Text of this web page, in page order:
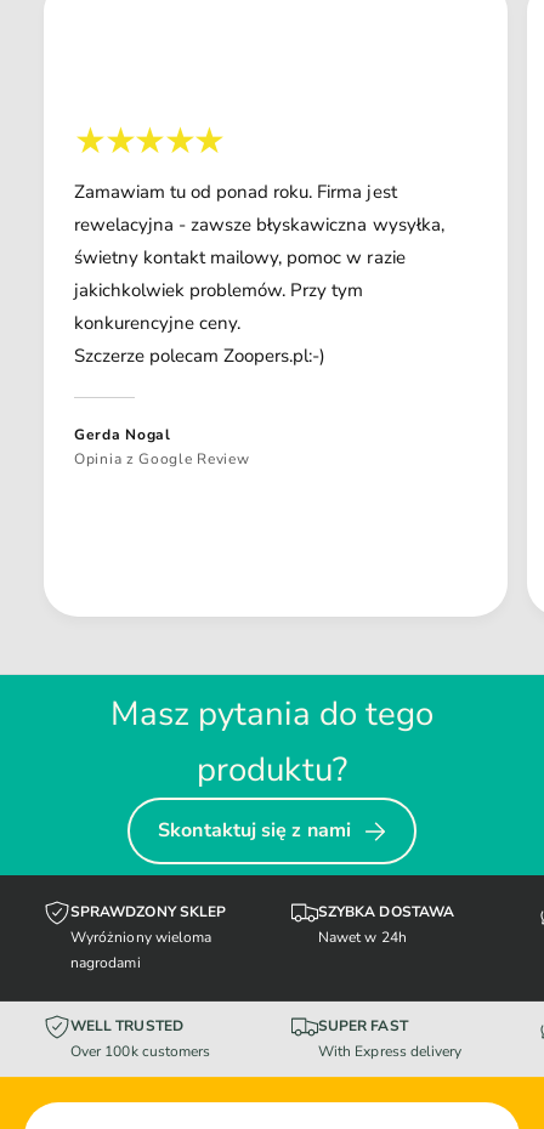
Zamawiam tu od ponad roku. Firma jest
rewelacyjna - zawsze błyskawiczna wysyłka,
świetny kontakt mailowy, pomoc w razie
jakichkolwiek problemów. Przy tym
konkurencyjne ceny.
Szczerze polecam Zoopers.pl:-)
Gerda Nogal
Opinia z Google Review
Masz pytania do tego
produktu?
Skontaktuj się z nami
SPRAWDZONY SKLEP
Wyróżniony wieloma
nagrodami
SZYBKA DOSTAWA
Nawet w 24h
WELL TRUSTED
Over 100k customers
SUPER FAST
With Express delivery